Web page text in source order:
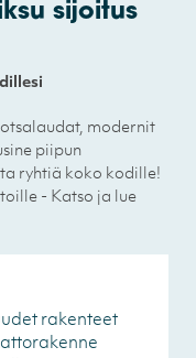
sijoitus
modernit
piipun
ryhtiä koko kodille!
- Katso ja lue
rakenteet